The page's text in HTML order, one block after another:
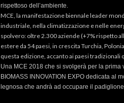
rispettoso dell’ambiente.
MCE, la manifestazione biennale leader
industriale, nella climatizzazione e nelle
spolvero: oltre 2.300 aziende (+7% rispetto
estere da 54 paesi, in crescita Turchia,
questa edizione, accanto ai paesi tradizionali
Una MCE 2018 che si svolgerà per la prima
BIOMASS INNOVATION EXPO dedicata al
legnosa che andrà ad occupare il